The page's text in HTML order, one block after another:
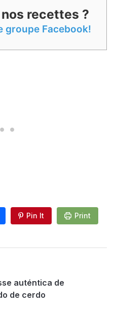
recettes ?
groupe Facebook!
Pin It Print
auténtica de
de cerdo